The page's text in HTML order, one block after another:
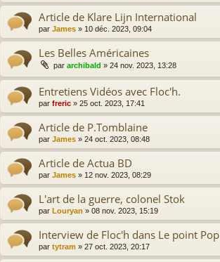
Article de Klare Lijn International
par James » 10 déc. 2023, 09:04
Les Belles Américaines
par archibald » 24 nov. 2023, 13:28
Entretiens Vidéos avec Floc'h.
par freric » 25 oct. 2023, 17:41
Article de P.Tomblaine
par James » 24 oct. 2023, 08:48
Article de Actua BD
par James » 12 nov. 2023, 08:29
L'art de la guerre, colonel Stok
par Louryan » 08 nov. 2023, 15:19
Interview de Floc'h dans Le point Pop
par tytram » 27 oct. 2023, 20:17